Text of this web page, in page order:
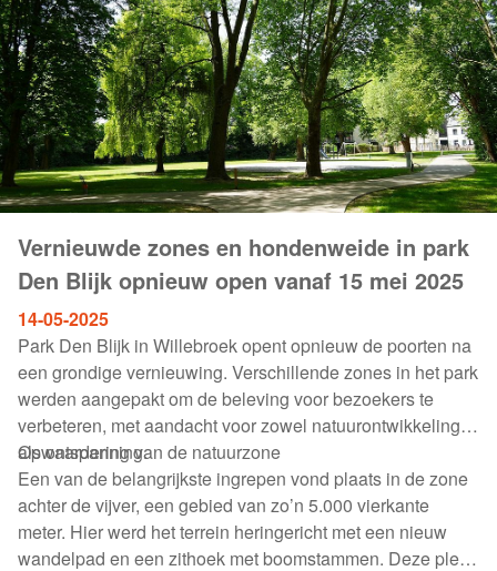
Vernieuwde zones en hondenweide in park
Den Blijk opnieuw open vanaf 15 mei 2025
14-05-2025
Park Den Blijk in Willebroek opent opnieuw de poorten na
een grondige vernieuwing. Verschillende zones in het park
werden aangepakt om de beleving voor bezoekers te
verbeteren, met aandacht voor zowel natuurontwikkeling
als ontspanning.
Opwaardering van de natuurzone
Een van de belangrijkste ingrepen vond plaats in de zone
achter de vijver, een gebied van zo’n 5.000 vierkante
meter. Hier werd het terrein heringericht met een nieuw
wandelpad en een zithoek met boomstammen. Deze plek